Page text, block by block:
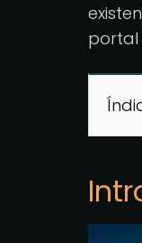
portal